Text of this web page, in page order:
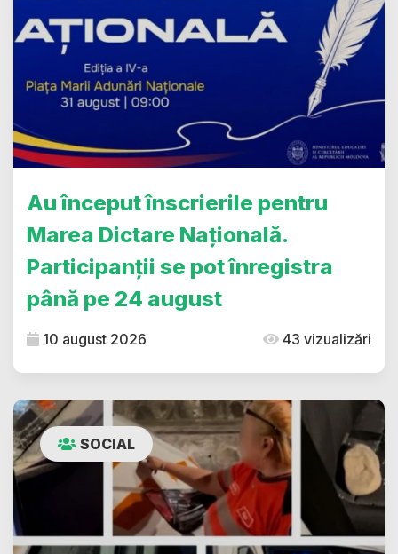
Au început înscrierile pentru
Marea Dictare Națională.
Participanții se pot înregistra
până pe 24 august
10 august 2026 43 vizualizări
SOCIAL